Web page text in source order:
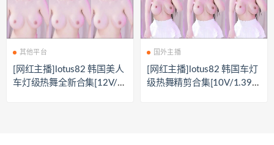
其他平台
[网红主播]lotus82 韩国美人
车灯级热舞全新合集[12V/2.
国外主播
[网红主播]lotus82 韩国车灯
级热舞精剪合集[10V/1.39